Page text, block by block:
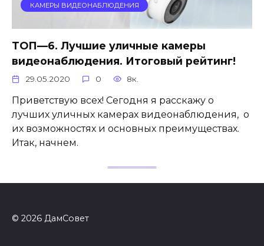
КАМЕРЫ ВИДЕОНАБЛЮДЕНИЯ
ТОП—6. Лучшие уличные камеры
видеонаблюдения. Итоговый рейтинг!
29.05.2020 0 8к.
Приветствую всех! Сегодня я расскажу о
лучших уличных камерах видеонаблюдения, о
их возможностях и основных преимуществах.
Итак, начнем.
© 2026 ДамСовет